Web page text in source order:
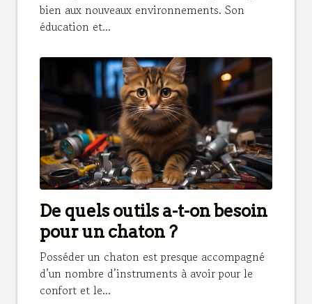
bien aux nouveaux environnements. Son
éducation et...
De quels outils a-t-on besoin
pour un chaton ?
Posséder un chaton est presque accompagné
d’un nombre d’instruments à avoir pour le
confort et le...